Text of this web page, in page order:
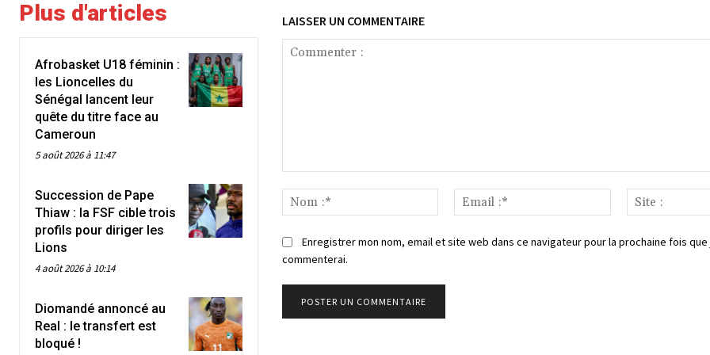
Plus d'articles
Afrobasket U18 féminin :
les Lioncelles du
Sénégal lancent leur
quête du titre face au
Cameroun
5 août 2026 à 11:47
Succession de Pape
Thiaw : la FSF cible trois
profils pour diriger les
Lions
4 août 2026 à 10:14
Diomandé annoncé au
Real : le transfert est
bloqué !
LAISSER UN COMMENTAIRE
Nom
:*
Email
:*
Enregistrer mon nom, email et site web dans ce navigateur pour la prochaine fois que
commenterai.